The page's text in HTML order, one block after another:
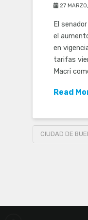
27
El
el
en
tarifas
Macri
Read
CIUDAD DE